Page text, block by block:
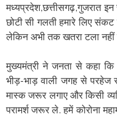
मध्यप्रदेश,छत्तीसगढ़,गुजरात इन
छोटी सी गलती हमारे लिए
लेकिन अभी तक खतरा टला
मुख्यमंत्री ने जनता से कहा कि
भीड़-भाड़ वाली जगह से
मास्क जरूर लगाए और किसी
परामर्श जरूर ले. हमें कोरोना